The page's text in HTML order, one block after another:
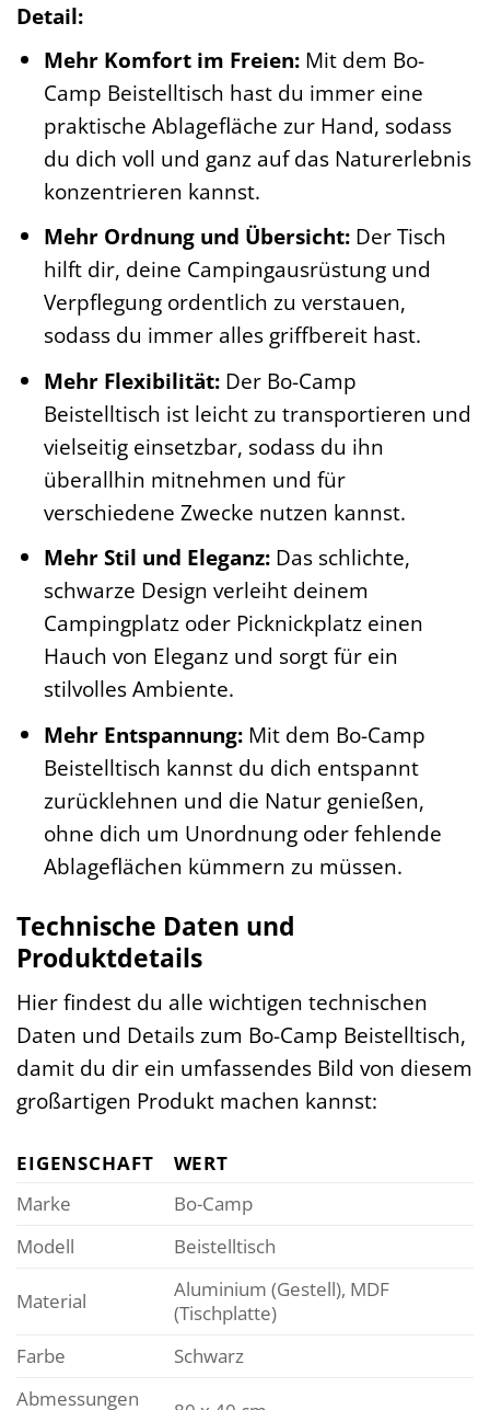
Detail:
Mehr Komfort im Freien:Mit dem Bo-
Camp Beistelltisch hast du immer eine
praktische Ablagefläche zur Hand, sodass
du dich voll und ganz auf das Naturerlebnis
konzentrieren kannst.
Mehr Ordnung und Übersicht:Der Tisch
hilft dir, deine Campingausrüstung und
Verpflegung ordentlich zu verstauen,
sodass du immer alles griffbereit hast.
Mehr Flexibilität:Der Bo-Camp
Beistelltisch ist leicht zu transportieren und
vielseitig einsetzbar, sodass du ihn
überallhin mitnehmen und für
verschiedene Zwecke nutzen kannst.
Mehr Stil und Eleganz:Das schlichte,
schwarze Design verleiht deinem
Campingplatz oder Picknickplatz einen
Hauch von Eleganz und sorgt für ein
stilvolles Ambiente.
Mehr Entspannung:Mit dem Bo-Camp
Beistelltisch kannst du dich entspannt
zurücklehnen und die Natur genießen,
ohne dich um Unordnung oder fehlende
Ablageflächen kümmern zu müssen.
Technische Daten und
Produktdetails
Hier findest du alle wichtigen technischen
Daten und Details zum Bo-Camp Beistelltisch,
damit du dir ein umfassendes Bild von diesem
großartigen Produkt machen kannst:
EIGENSCHAFT
WERT
Marke
Bo-Camp
Modell
Beistelltisch
Material
Aluminium (Gestell), MDF
(Tischplatte)
Farbe
Schwarz
Abmessungen